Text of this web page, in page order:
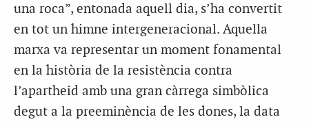
una roca”, entonada aquell dia, s’ha convertit
en tot un himne intergeneracional. Aquella
marxa va representar un moment fonamental
en la història de la resistència contra
l’apartheid amb una gran càrrega simbòlica
degut a la preeminència de les dones, la data